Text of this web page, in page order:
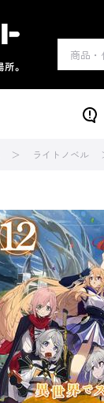
ライトノベル